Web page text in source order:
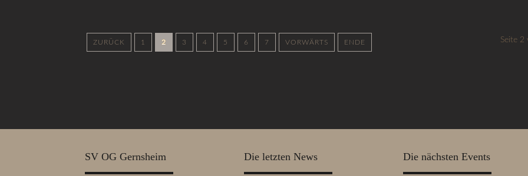
Seite 2
ZURÜCK 1 2 3 4 5 6 7 VORWÄRTS ENDE
SV OG Gernsheim Die letzten News Die nächsten Events